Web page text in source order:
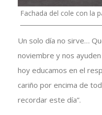
Fachada del cole con la
Un solo día no sirve…
noviembre y nos
hoy educamos en el
cariño por encima de
recordar este día”.